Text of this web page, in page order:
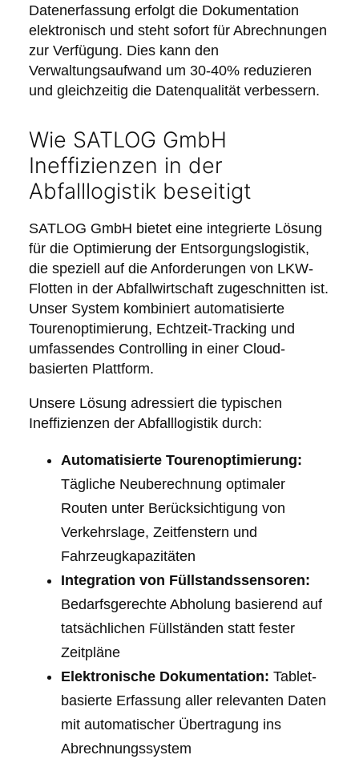
Datenerfassung erfolgt die Dokumentation
elektronisch und steht sofort für Abrechnungen
zur Verfügung. Dies kann den
Verwaltungsaufwand um 30-40% reduzieren
und gleichzeitig die Datenqualität verbessern.
Wie SATLOG GmbH
Ineffizienzen in der
Abfalllogistik beseitigt
SATLOG GmbH bietet eine integrierte Lösung
für die Optimierung der Entsorgungslogistik,
die speziell auf die Anforderungen von LKW-
Flotten in der Abfallwirtschaft zugeschnitten ist.
Unser System kombiniert automatisierte
Tourenoptimierung, Echtzeit-Tracking und
umfassendes Controlling in einer Cloud-
basierten Plattform.
Unsere Lösung adressiert die typischen
Ineffizienzen der Abfalllogistik durch:
Automatisierte Tourenoptimierung:
Tägliche Neuberechnung optimaler
Routen unter Berücksichtigung von
Verkehrslage, Zeitfenstern und
Fahrzeugkapazitäten
Integration von Füllstandssensoren:
Bedarfsgerechte Abholung basierend auf
tatsächlichen Füllständen statt fester
Zeitpläne
Elektronische Dokumentation: Tablet-
basierte Erfassung aller relevanten Daten
mit automatischer Übertragung ins
Abrechnungssystem